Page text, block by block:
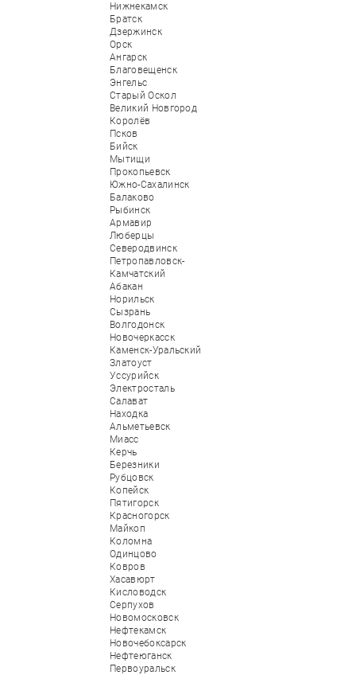
Нижнекамск
Братск
Дзержинск
Орск
Ангарск
Благовещенск
Энгельс
Старый Оскол
Великий Новгород
Королёв
Псков
Бийск
Мытищи
Прокопьевск
Южно-Сахалинск
Балаково
Рыбинск
Армавир
Люберцы
Северодвинск
Петропавловск-
Камчатский
Абакан
Норильск
Сызрань
Волгодонск
Новочеркасск
Каменск-Уральский
Златоуст
Уссурийск
Электросталь
Салават
Находка
Альметьевск
Миасс
Керчь
Березники
Рубцовск
Копейск
Пятигорск
Красногорск
Майкоп
Коломна
Одинцово
Ковров
Хасавюрт
Кисловодск
Серпухов
Новомосковск
Нефтекамск
Новочебоксарск
Нефтеюганск
Первоуральск